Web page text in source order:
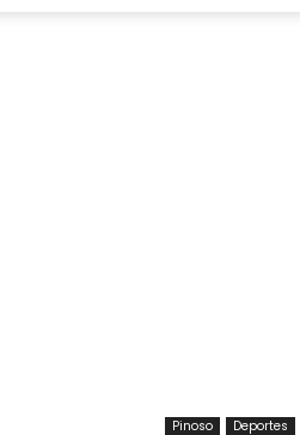
Pinoso Deportes